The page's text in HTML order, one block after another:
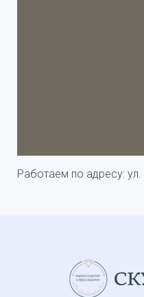
Работаем по адресу: ул.